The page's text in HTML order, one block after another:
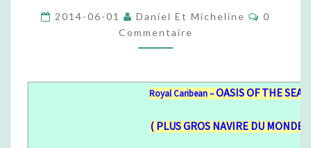
I
È
R
#
1
E
2014-06-01 Daniel Et Micheline
C
O
A
I
S
0
Commentaire
Royal Caribean –OASIS OF THE SEAS
( PLUS GROS NAVIRE DU MONDE)